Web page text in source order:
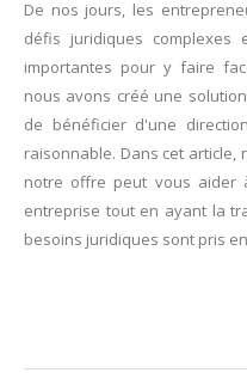
De nos jours, les
défis juridiques complexes
importantes pour y faire
nous avons créé une
de bénéficier d'une
raisonnable. Dans cet article,
notre offre peut vous aider
entreprise tout en ayant la
besoins juridiques sont pris